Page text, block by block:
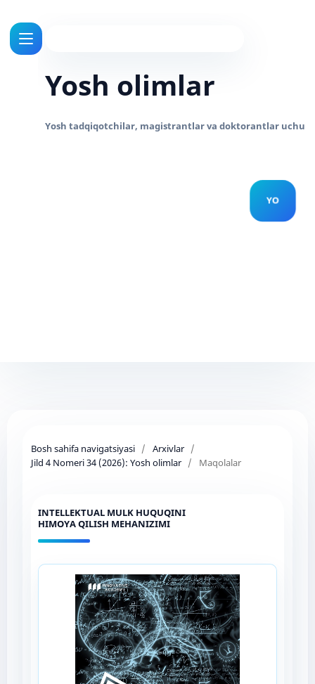
Yosh olimlar
Bosh sahifa navigatsiyasi / Arxivlar /
Jild 4 Nomeri 34 (2026): Yosh olimlar / Maqolalar
INTELLEKTUAL MULK HUQUQINI
HIMOYA QILISH MEHANIZIMI